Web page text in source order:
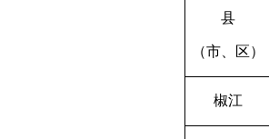
县
（市、区）
椒江